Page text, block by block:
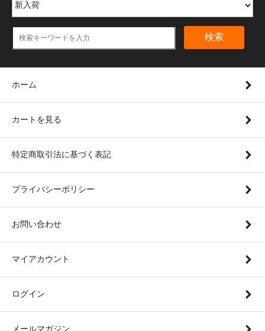
検索
ホーム
カートを見る
特定商取引法に基づく表記
プライバシーポリシー
お問い合わせ
マイアカウント
ログイン
メールマガジン